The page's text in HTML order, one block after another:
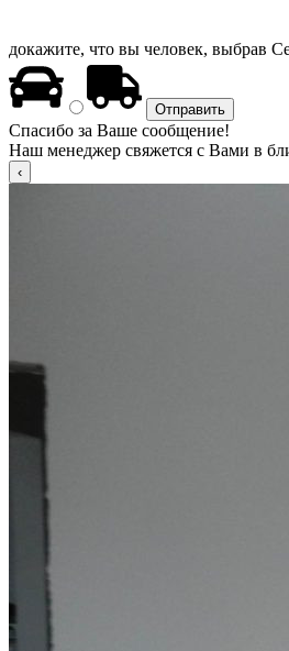
докажите, что вы человек, выбрав
Спасибо за Ваше сообщение!
Наш менеджер свяжется с Вами в